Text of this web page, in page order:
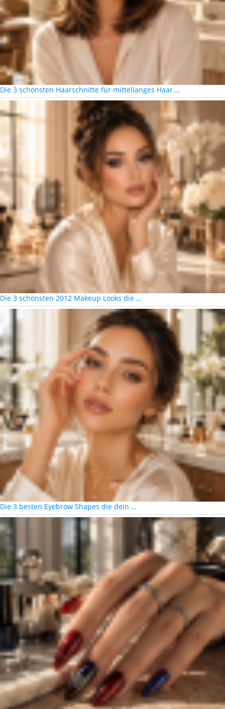
Die 3 schönsten Haarschnitte für mittellanges Haar …
Die 3 schönsten 2012 Makeup Looks die …
Die 3 besten Eyebrow Shapes die dein …